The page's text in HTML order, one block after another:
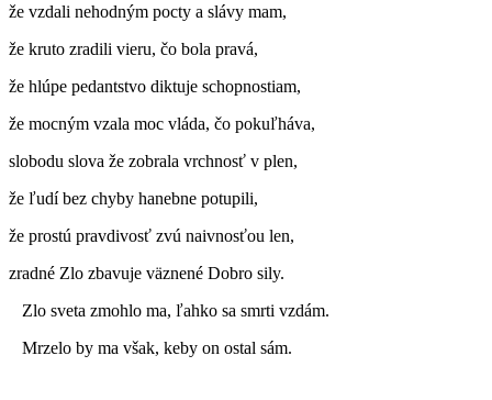
že vzdali nehodným pocty a slávy mam,
že kruto zradili vieru, čo bola pravá,
že hlúpe pedantstvo diktuje schopnostiam,
že mocným vzala moc vláda, čo pokuľháva,
slobodu slova že zobrala vrchnosť v plen,
že ľudí bez chyby hanebne potupili,
že prostú pravdivosť zvú naivnosťou len,
zradné Zlo zbavuje väznené Dobro sily.
Zlo sveta zmohlo ma, ľahko sa smrti vzdám.
Mrzelo by ma však, keby on ostal sám.